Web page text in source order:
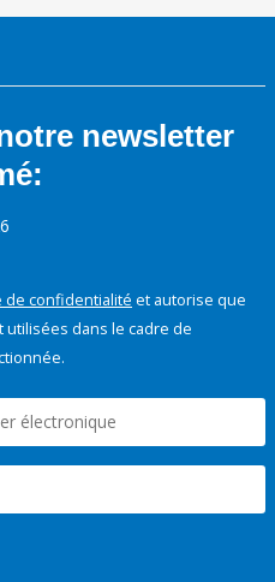
newsletter
de confidentialité et autorise que
dans le cadre de